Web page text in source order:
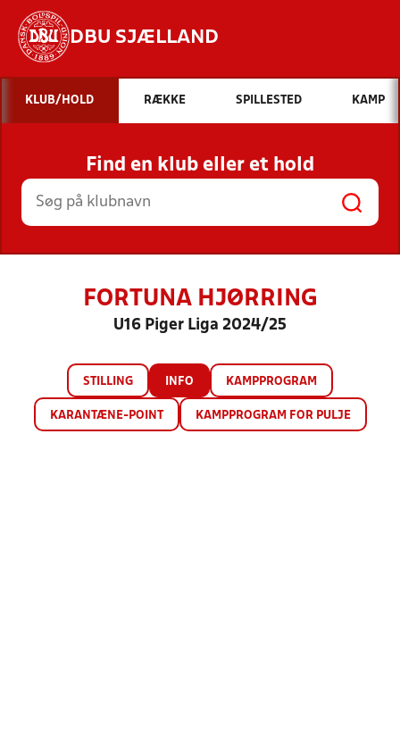
DBU SJÆLLAND
Hvad vil du søge efter?
INDHOLD OG NYHEDER
STILLINGER, RESULTATER, KLUBBER OG
HOLD
KLUB/HOLD RÆKKE SPILLESTED KAMP
Find en klub eller et hold
FORTUNA HJØRRING
U16 Piger Liga 2024/25
STILLING INFO KAMPPROGRAM
KARANTÆNE-POINT KAMPPROGRAM FOR PULJE